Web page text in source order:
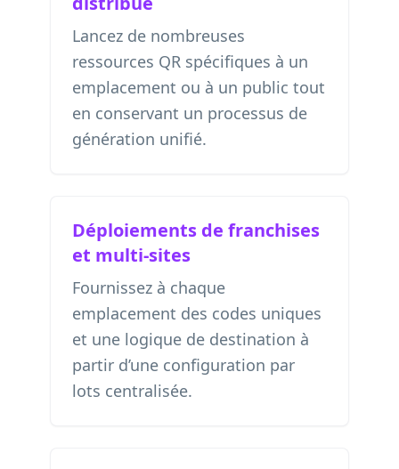
Lancez de nombreuses
ressources QR spécifiques à un
emplacement ou à un public tout
en conservant un processus de
génération unifié.
Déploiements de franchises
et multi-sites
Fournissez à chaque
emplacement des codes uniques
et une logique de destination à
partir d’une configuration par
lots centralisée.